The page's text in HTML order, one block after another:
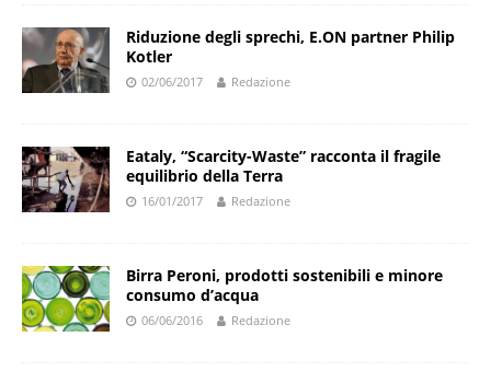
Riduzione degli sprechi, E.ON partner Philip
Kotler
02/06/2017 Redazione
Eataly, “Scarcity-Waste” racconta il fragile
equilibrio della Terra
16/01/2017 Redazione
Birra Peroni, prodotti sostenibili e minore
consumo d’acqua
06/06/2016 Redazione